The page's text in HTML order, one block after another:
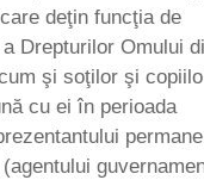
deţin funcţia de
Drepturilor Omului
şi soţilor şi
cu ei în perioada